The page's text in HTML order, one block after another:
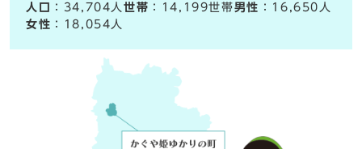
人口
：34,704人世帯 ：14,199世帯男性 ：16,650人
女性 ：18,054人